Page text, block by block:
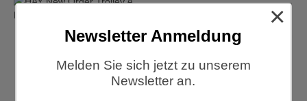
HAY, New Order Trolley A,
€880,00
charcoal
Newsletter Anmeldung
Melden Sie sich jetzt zu unserem
Newsletter an.
×